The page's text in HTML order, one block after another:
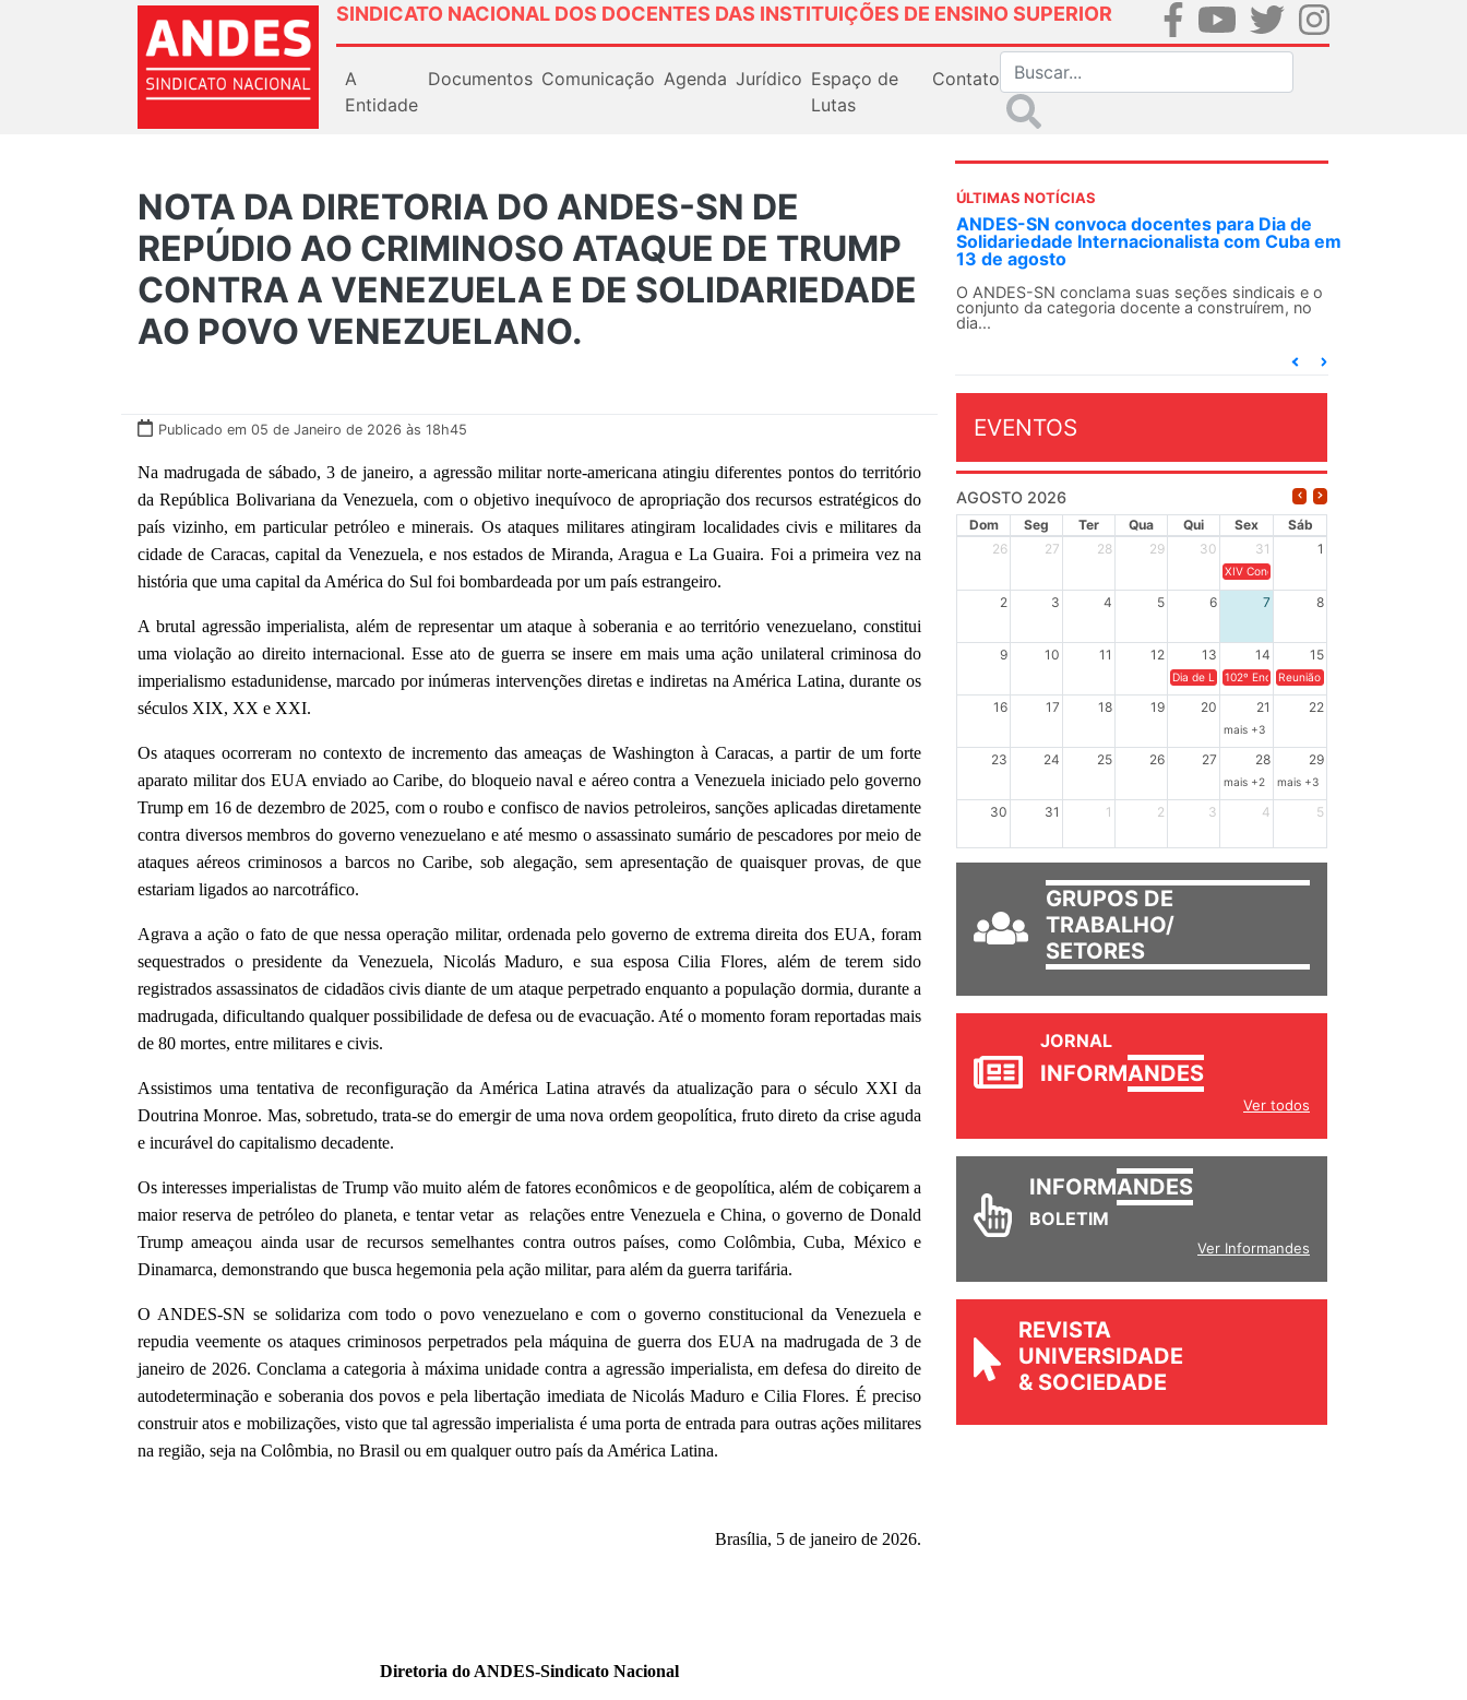
SINDICATO NACIONAL DOS DOCENTES DAS INSTITUIÇÕES DE ENSINO SUPERIOR
A
Entidade
Documentos Comunicação Agenda Jurídico Espaço de
Lutas
Contato
NOTA DA DIRETORIA DO ANDES-SN DE
REPÚDIO AO CRIMINOSO ATAQUE DE TRUMP
CONTRA A VENEZUELA E DE SOLIDARIEDADE
AO POVO VENEZUELANO.
Publicado em 05 de Janeiro de 2026 às 18h45
Na madrugada de sábado, 3 de janeiro, a agressão militar norte-americana atingiu diferentes pontos do território
da República Bolivariana da Venezuela, com o objetivo inequívoco de apropriação dos recursos estratégicos do
país vizinho, em particular petróleo e minerais. Os ataques militares atingiram localidades civis e militares da
cidade de Caracas, capital da Venezuela, e nos estados de Miranda, Aragua e La Guaira. Foi a primeira vez na
história que uma capital da América do Sul foi bombardeada por um país estrangeiro.
A brutal agressão imperialista, além de representar um ataque à soberania e ao território venezuelano, constitui
uma violação ao direito internacional. Esse ato de guerra se insere em mais uma ação unilateral criminosa do
imperialismo estadunidense, marcado por inúmeras intervenções diretas e indiretas na América Latina, durante os
séculos XIX, XX e XXI.
Os ataques ocorreram no contexto de incremento das ameaças de Washington à Caracas, a partir de um forte
aparato militar dos EUA enviado ao Caribe, do bloqueio naval e aéreo contra a Venezuela iniciado pelo governo
Trump em 16 de dezembro de 2025, com o roubo e confisco de navios petroleiros, sanções aplicadas diretamente
contra diversos membros do governo venezuelano e até mesmo o assassinato sumário de pescadores por meio de
ataques aéreos criminosos a barcos no Caribe, sob alegação, sem apresentação de quaisquer provas, de que
estariam ligados ao narcotráfico.
Agrava a ação o fato de que nessa operação militar, ordenada pelo governo de extrema direita dos EUA, foram
sequestrados o presidente da Venezuela, Nicolás Maduro, e sua esposa Cilia Flores, além de terem sido
registrados assassinatos de cidadãos civis diante de um ataque perpetrado enquanto a população dormia, durante a
madrugada, dificultando qualquer possibilidade de defesa ou de evacuação. Até o momento foram reportadas mais
de 80 mortes, entre militares e civis.
Assistimos uma tentativa de reconfiguração da América Latina através da atualização para o século XXI da
Doutrina Monroe. Mas, sobretudo, trata-se do emergir de uma nova ordem geopolítica, fruto direto da crise aguda
e incurável do capitalismo decadente.
Os interesses imperialistas de Trump vão muito além de fatores econômicos e de geopolítica, além de cobiçarem a
maior reserva de petróleo do planeta, e tentar vetar as relações entre Venezuela e China, o governo de Donald
Trump ameaçou ainda usar de recursos semelhantes contra outros países, como Colômbia, Cuba, México e
Dinamarca, demonstrando que busca hegemonia pela ação militar, para além da guerra tarifária.
O ANDES-SN se solidariza com todo o povo venezuelano e com o governo constitucional da Venezuela e
repudia veemente os ataques criminosos perpetrados pela máquina de guerra dos EUA na madrugada de 3 de
janeiro de 2026. Conclama a categoria à máxima unidade contra a agressão imperialista, em defesa do direito de
autodeterminação e soberania dos povos e pela libertação imediata de Nicolás Maduro e Cilia Flores. É preciso
construir atos e mobilizações, visto que tal agressão imperialista é uma porta de entrada para outras ações militares
na região, seja na Colômbia, no Brasil ou em qualquer outro país da América Latina.
Brasília, 5 de janeiro de 2026.
Diretoria do ANDES-Sindicato Nacional
ÚLTIMAS NOTÍCIAS
ANDES-SN convoca docentes para Dia de
Solidariedade Internacionalista com Cuba em
13 de agosto
O ANDES-SN conclama suas seções sindicais e o
conjunto da categoria docente a construírem, no
dia...
EVENTOS
AGOSTO 2026
Dom Seg Ter Qua Qui Sex
Sáb
26
27 28 29 30 31 1
XIV Congresso Brasileiro de
2 3 4 5 6 7 8
9 10 11 12 13 14 15
Dia de Luta em Defesa de Cuba e da Soberania dos
102º Encontro da Regional Leste, “Em terra
Reunião GTPE.
16 17 18 19 20 21 22
mais +3
23 24 25 26 27 28 29
mais +2 mais +3
30 31 1 2 3 4 5
GRUPOS DE
TRABALHO/
SETORES
JORNAL
INFORMANDES
Ver todos
INFORMANDES
BOLETIM
Ver Informandes
REVISTA
UNIVERSIDADE
& SOCIEDADE